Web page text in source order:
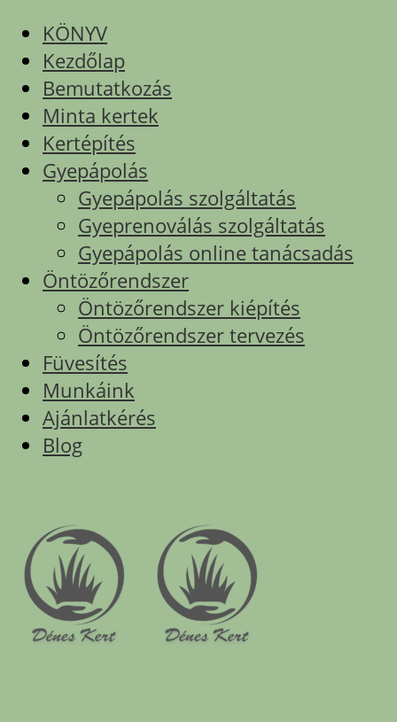
KÖNYV
Kezdőlap
Bemutatkozás
Minta kertek
Kertépítés
Gyepápolás
Gyepápolás szolgáltatás
Gyeprenoválás szolgáltatás
Gyepápolás online tanácsadás
Öntözőrendszer
Öntözőrendszer kiépítés
Öntözőrendszer tervezés
Füvesítés
Munkáink
Ajánlatkérés
Blog